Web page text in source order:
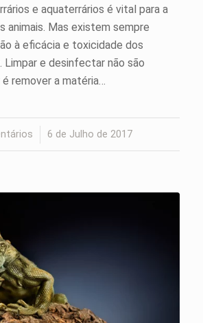
e aquaterrários é vital para a
animais. Mas existem sempre
à eficácia e toxicidade dos
Limpar e desinfectar não são
é remover a matéria…
6 de Julho de 2017